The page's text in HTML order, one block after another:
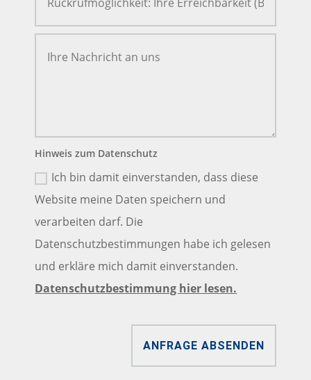
Hinweis zum Datenschutz
Ich bin damit einverstanden, dass diese
Website meine Daten speichern und
verarbeiten darf. Die
Datenschutzbestimmungen habe ich gelesen
und erkläre mich damit einverstanden.
Datenschutzbestimmung hier lesen.
ANFRAGE ABSENDEN